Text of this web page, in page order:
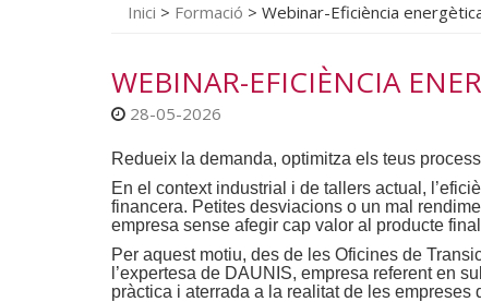
Inici > Formació > Webinar-Eficiència
WEBINAR-EFICIÈNCIA
28-05-2026
Redueix la demanda, optimitza els teus
En el context industrial i de tallers actual,
financera. Petites desviacions o un mal
empresa sense afegir cap valor al producte
Per aquest motiu, des de les Oficines de
l’expertesa de DAUNIS, empresa referent en
pràctica i aterrada a la realitat de les empreses